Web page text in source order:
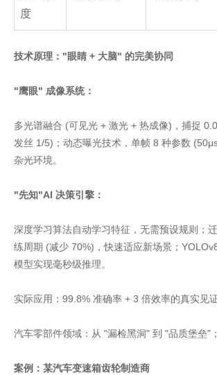
度
技术原理："眼睛 + 大脑" 的完美协同
"鹰眼" 成像系统：
多光谱融合 (可见光 + 激光 + 热成像)，捕捉
发丝 1/5)；动态曝光技术，单帧 8 种参数
杂光环境。
"先知"AI 决策引擎：
深度学习算法自动学习特征，无需预设规则；
练周期 (减少 70%)，快速适应新场景；
模型实现毫秒级推理。
实际应用：99.8% 准确率 + 3 倍效率的真实见证
汽车零部件领域：从 "漏检黑洞" 到 "品质堡垒"；
案例：某汽车变速箱齿轮制造商